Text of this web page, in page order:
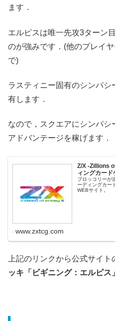
ます．
エルピスは唯一先攻3ターン
のが強みです．(他のプレイ
で)
ラスティニー固有のシンパ
有します．
なので，スクエアにシンパ
アドバンテージを稼げます．
Z/X -Zillions
ィングカード
ブロッコリーが
ーディングカー
WEBサイト。
www.zxtcg.com
上記のリンクから公式サイト
ッキ「ビギニング：エルピス」